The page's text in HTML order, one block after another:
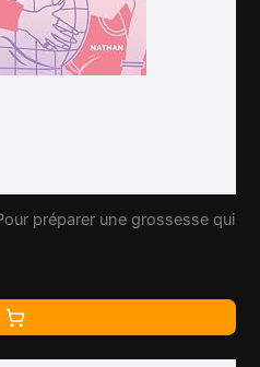
préparer une grossesse qui